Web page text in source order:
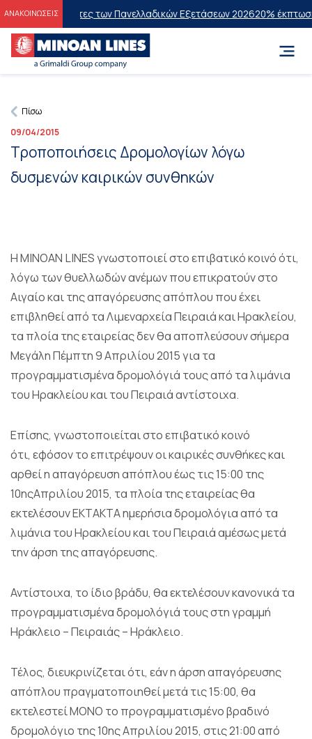
ΑΝΑΚΟΙΝΩΣΕΙΣ
Επιτυχόντες των Πανελλαδικών Εξετάσεων 202620% έκπτωση
Πίσω
09/04/2015
Τροποποιήσεις Δρομολογίων λόγω
δυσμενών καιρικών συνθηκών
Η MINOAN LINES γνωστοποιεί στο επιβατικό κοινό ότι,
λόγω των θυελλωδών ανέμων που επικρατούν στο
Αιγαίο και της απαγόρευσης απόπλου που έχει
επιβληθεί από τα Λιμεναρχεία Πειραιά και Ηρακλείου,
τα πλοία της εταιρείας δεν θα αποπλεύσουν σήμερα
Μεγάλη Πέμπτη 9 Απριλίου 2015 για τα
προγραμματισμένα δρομολόγιά τους από τα λιμάνια
του Ηρακλείου και του Πειραιά αντίστοιχα.
Επίσης, γνωστοποιείται στο επιβατικό κοινό
ότι, εφόσον το επιτρέψουν οι καιρικές συνθήκες και
αρθεί η απαγόρευση απόπλου έως τις 15:00 της
10ηςΑπριλίου 2015, τα πλοία της εταιρείας θα
εκτελέσουν ΕΚΤΑΚΤΑ ημερήσια δρομολόγια από τα
λιμάνια του Ηρακλείου και του Πειραιά αμέσως μετά
την άρση της απαγόρευσης.
Αντίστοιχα, το ίδιο βράδυ, θα εκτελέσουν κανονικά τα
προγραμματισμένα δρομολόγιά τους στη γραμμή
Ηράκλειο – Πειραιάς – Ηράκλειο.
Τέλος, διευκρινίζεται ότι, εάν η άρση απαγόρευσης
απόπλου πραγματοποιηθεί μετά τις 15:00, θα
εκτελεστεί ΜΟΝΟ το προγραμματισμένο βραδινό
δρομολόγιο της 10ης Απριλίου 2015, στις 21:00 από